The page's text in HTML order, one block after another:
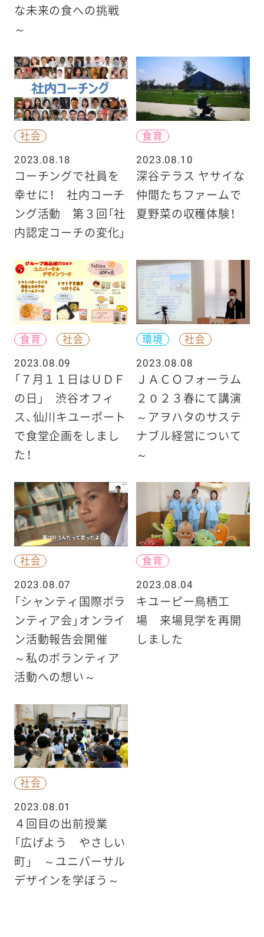
な未来の食への挑戦
～
社会
2023.08.18
コーチングで社員を
幸せに！ 社内コーチ
ング活動 第３回「社
内認定コーチの変化」
食育
2023.08.10
深谷テラス ヤサイな
仲間たちファームで
夏野菜の収穫体験！
食育
社会
2023.08.09
「７月１１日はＵＤＦ
の日」 渋谷オフィ
ス、仙川キユーポート
で食堂企画をしまし
た！
環境
社会
2023.08.08
ＪＡＣＯフォーラム
２０２３春にて講演
～アヲハタのサステ
ナブル経営について
～
社会
2023.08.07
「シャンティ国際ボラ
ンティア会」オンライ
ン活動報告会開催
～私のボランティア
活動への想い～
食育
2023.08.04
キユーピー鳥栖工
場 来場見学を再開
しました
社会
2023.08.01
４回目の出前授業
「広げよう やさしい
町」 ～ユニバーサル
デザインを学ぼう～